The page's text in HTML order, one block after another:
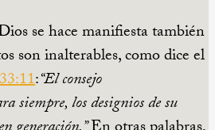
se hace manifiesta también
son inalterables, como dice el
:“El consejo
siempre, los designios de su